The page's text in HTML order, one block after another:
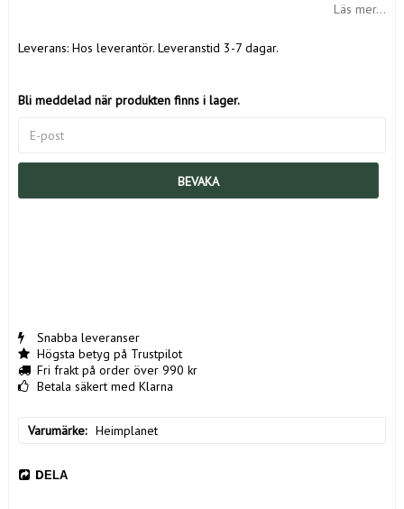
Läs mer...
Leverans: Hos leverantör. Leveranstid 3-7 dagar.
Bli meddelad när produkten finns i lager.
BEVAKA
Snabba leveranser
Högsta betyg på Trustpilot
Fri frakt på order över 990 kr
Betala säkert med Klarna
Varumärke Heimplanet
DELA